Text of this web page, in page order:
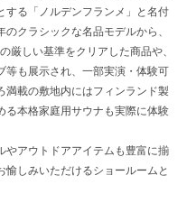
する「ノルデンフランメ」と名付
クラシックな名品モデルから、
厳しい基準をクリアした商品や、
等も展示され、一部実演・体験可
満載の敷地内にはフィンランド製
る本格家庭用サウナも実際に体験
アウトドアアイテムも豊富に揃
しみいただけるショールームと